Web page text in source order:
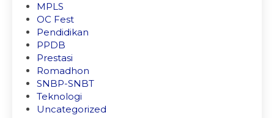
MPLS
OC Fest
Pendidikan
PPDB
Prestasi
Romadhon
SNBP-SNBT
Teknologi
Uncategorized